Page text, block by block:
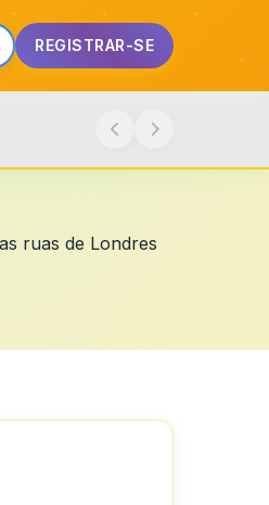
REGISTRAR-SE
ruas de Londres